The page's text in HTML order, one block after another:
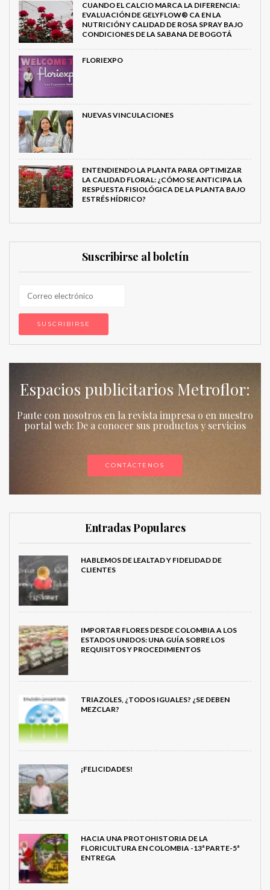
CUANDO EL CALCIO MARCA LA DIFERENCIA:
EVALUACIÓN DE GELYFLOW® CA EN LA
NUTRICIÓN Y CALIDAD DE ROSA SPRAY BAJO
CONDICIONES DE LA SABANA DE BOGOTÁ
FLORIEXPO
NUEVAS VINCULACIONES
ENTENDIENDO LA PLANTA PARA OPTIMIZAR
LA CALIDAD FLORAL: ¿CÓMO SE ANTICIPA LA
RESPUESTA FISIOLÓGICA DE LA PLANTA BAJO
ESTRÉS HÍDRICO?
Suscribirse al boletín
Espacios publicitarios Metroflor:
Paute con nosotros en la revista impresa o en nuestro
portal web: De a conocer sus productos y servicios
CONTÁCTENOS
Entradas Populares
HABLEMOS DE LEALTAD Y FIDELIDAD DE
CLIENTES
IMPORTAR FLORES DESDE COLOMBIA A LOS
ESTADOS UNIDOS: UNA GUÍA SOBRE LOS
REQUISITOS Y PROCEDIMIENTOS
TRIAZOLES, ¿TODOS IGUALES? ¿SE DEBEN
MEZCLAR?
¡FELICIDADES!
HACIA UNA PROTOHISTORIA DE LA
FLORICULTURA EN COLOMBIA -13ª PARTE-5ª
ENTREGA